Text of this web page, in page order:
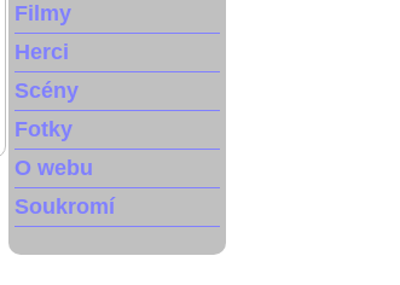
Filmy
Herci
Scény
Fotky
O webu
Soukromí